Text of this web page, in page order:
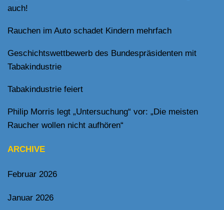
auch!
Rauchen im Auto schadet Kindern mehrfach
Geschichtswettbewerb des Bundespräsidenten mit
Tabakindustrie
Tabakindustrie feiert
Philip Morris legt „Untersuchung“ vor: „Die meisten
Raucher wollen nicht aufhören“
ARCHIVE
Februar 2026
Januar 2026